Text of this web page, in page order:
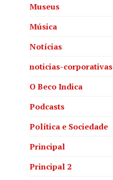
Museus
Música
Notícias
noticias-corporativas
O Beco Indica
Podcasts
Política e Sociedade
Principal
Principal 2